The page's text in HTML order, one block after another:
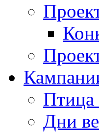
Птица
Дни